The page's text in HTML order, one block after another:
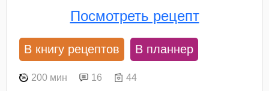
Посмотреть рецепт
В книгу рецептов В планнер
200 мин 16 44